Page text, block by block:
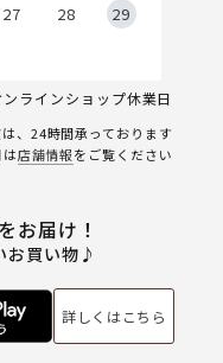
27 28
29
ンラインショップ休業日
、24時間承っております
店舗情報をご覧ください
お届け！
お買い物♪
詳しくはこちら